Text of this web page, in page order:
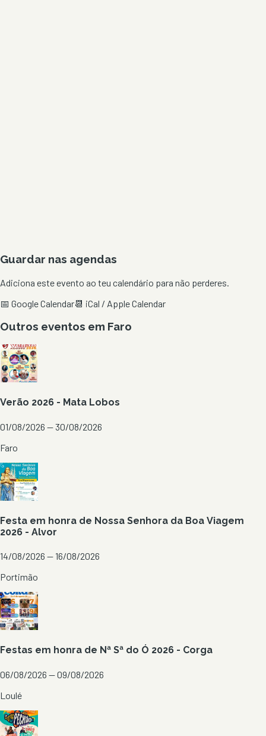
Guardar nas agendas
Adiciona este evento ao teu calendário para não perderes.
📅 Google Calendar📆 iCal / Apple Calendar
Outros eventos em Faro
Verão 2026 - Mata Lobos
01/08/2026 — 30/08/2026
Faro
Festa em honra de Nossa Senhora da Boa Viagem
2026 - Alvor
14/08/2026 — 16/08/2026
Portimão
Festas em honra de Nª Sª do Ó 2026 - Corga
06/08/2026 — 09/08/2026
Loulé